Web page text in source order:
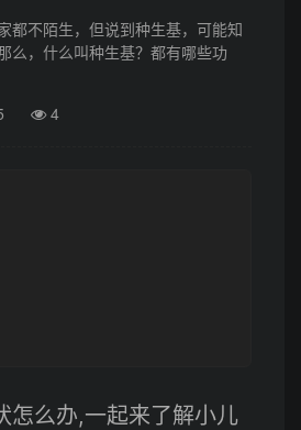
都不陌生，但说到种生基，可能知
么，什么叫种生基？都有哪些功
4
怎么办,一起来了解小儿